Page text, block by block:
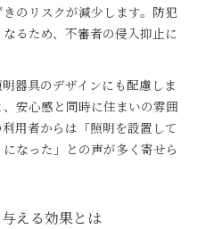
のリスクが減少します。防犯
るため、不審者の侵入抑止に
器具のデザインにも配慮しま
安心感と同時に住まいの雰囲
用者からは「照明を設置して
なった」との声が多く寄せら
える効果とは